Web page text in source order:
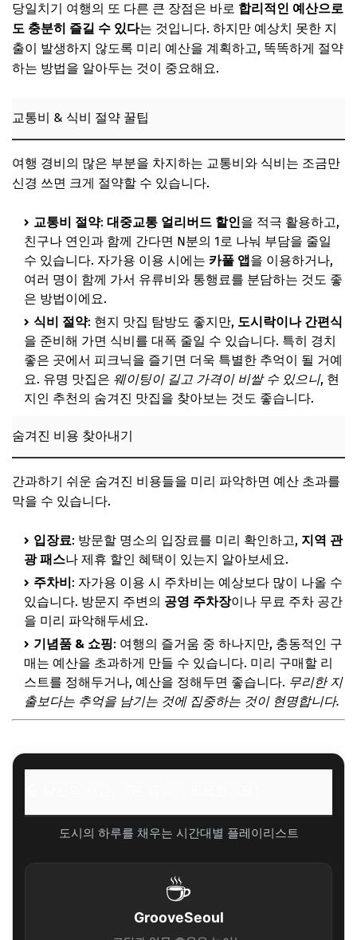
당일치기 여행의 또 다른 큰 장점은 바로 합리적인 예산으로
도 충분히 즐길 수 있다는 것입니다. 하지만 예상치 못한 지
출이 발생하지 않도록 미리 예산을 계획하고, 똑똑하게 절약
하는 방법을 알아두는 것이 중요해요.
교통비 & 식비 절약 꿀팁
여행 경비의 많은 부분을 차지하는 교통비와 식비는 조금만
신경 쓰면 크게 절약할 수 있습니다.
교통비 절약: 대중교통 얼리버드 할인을 적극 활용하고,
친구나 연인과 함께 간다면 N분의 1로 나눠 부담을 줄일
수 있습니다. 자가용 이용 시에는 카풀 앱 을 이용하거나,
여러 명이 함께 가서 유류비와 통행료를 분담하는 것도 좋
은 방법이에요.
식비 절약: 현지 맛집 탐방도 좋지만, 도시락이나 간편식
을 준비해 가면 식비를 대폭 줄일 수 있습니다. 특히 경치
좋은 곳에서 피크닉을 즐기면 더욱 특별한 추억이 될 거예
요. 유명 맛집은 웨이팅이 길고 가격이 비쌀 수 있으니, 현
지인 추천의 숨겨진 맛집을 찾아보는 것도 좋습니다.
숨겨진 비용 찾아내기
간과하기 쉬운 숨겨진 비용들을 미리 파악하면 예산 초과를
막을 수 있습니다.
입장료: 방문할 명소의 입장료를 미리 확인하고, 지역 관
광 패스나 제휴 할인 혜택이 있는지 알아보세요.
주차비 : 자가용 이용 시 주차비는 예상보다 많이 나올 수
있습니다. 방문지 주변의 공영 주차장이나 무료 주차 공간
을 미리 파악해두세요.
기념품 & 쇼핑: 여행의 즐거움 중 하나지만, 충동적인 구
매는 예산을 초과하게 만들 수 있습니다. 미리 구매할 리
스트를 정해두거나, 예산을 정해두면 좋습니다. 무리한 지
출보다는 추억을 남기는 것에 집중하는 것이 현명합니다.
도시의 하루를 채우는 시간대별 플레이리스트
☕
GrooveSeoul